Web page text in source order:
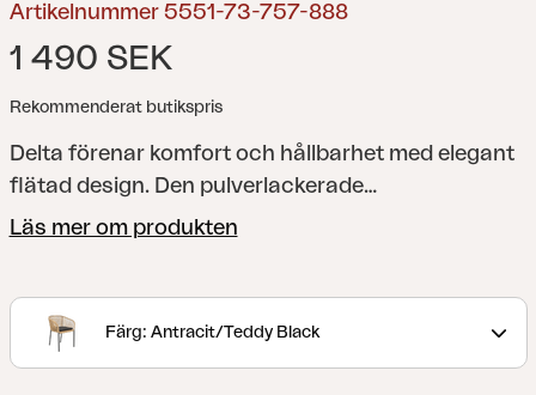
Artikelnummer 5551-73-757-888
1 490 SEK
Rekommenderat butikspris
Delta förenar komfort och hållbarhet med elegant
flätad design. Den pulverlackerade
aluminiumstommen står emot rost och korrosion,
Stapelbar upp till fyra stolar.
Läs mer om produkten
Färg: Antracit/Teddy Black